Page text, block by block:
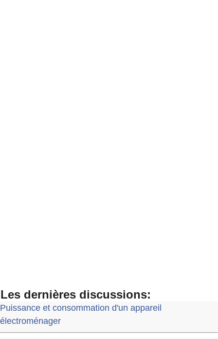
Les dernières discussions:
Puissance et consommation d'un appareil
électroménager